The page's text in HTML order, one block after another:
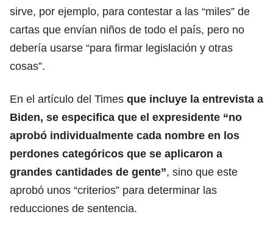
sirve, por ejemplo, para contestar a las “miles” de
cartas que envían niños de todo el país, pero no
debería usarse “para firmar legislación y otras
cosas”.
En el artículo del Times que incluye la entrevista a
Biden, se especifica que el expresidente “no
aprobó individualmente cada nombre en los
perdones categóricos que se aplicaron a
grandes cantidades de gente”, sino que este
aprobó unos “criterios” para determinar las
reducciones de sentencia.